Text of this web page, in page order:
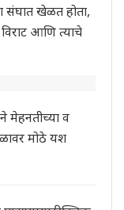
संघात खेळत होता,
आणि त्याचे
मेहनतीच्या व
मोठे यश